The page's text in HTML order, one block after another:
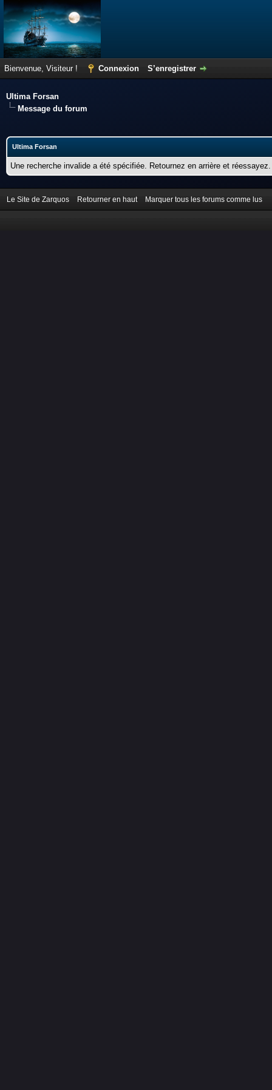
Bienvenue, Visiteur ! Connexion S’enregistrer
Ultima Forsan
Message du forum
Ultima Forsan
Une recherche invalide a été spécifiée. Retournez en arrière et réessayez.
Le Site de Zarquos Retourner en haut Marquer tous les forums comme lus